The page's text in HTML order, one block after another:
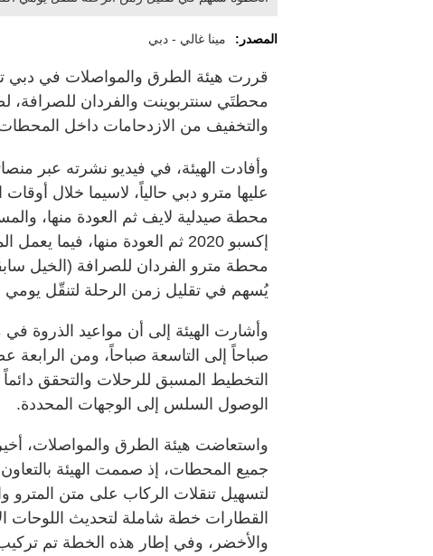
المصدر: مينا غالي - دبي
قررت هيئة الطرق والمواصلات في دبي
محطتَي سنتربوينت والفردان للصرافة،
والتخفيف من الازدحامات داخل
وأفادت الهيئة، في فيديو نشرته عبر
عليها مترو دبي حالياً، لاسيما خلال
محطة صيدلية لايف ثم العودة منها،
إكسبو 2020 ثم العودة منها،
محطة مترو الفردان للصرافة (الخيل
يُسهم في تقليل زمن الرحلة لتنقّل يومي
وأشارت الهيئة إلى أن مواعيد الذروة
صباحاً إلى التاسعة صباحاً، ومن الرابعة
التخطيط المسبق للرحلات والتحقق
الوصول السلس إلى الوجهات المحددة.
واستعاضت هيئة الطرق والمواصلات،
جميع المحطات، إذ صممت الهيئة
لتسهيل تنقلات الركاب على متن المترو
القطارات خطة شاملة لتحديث اللوحات